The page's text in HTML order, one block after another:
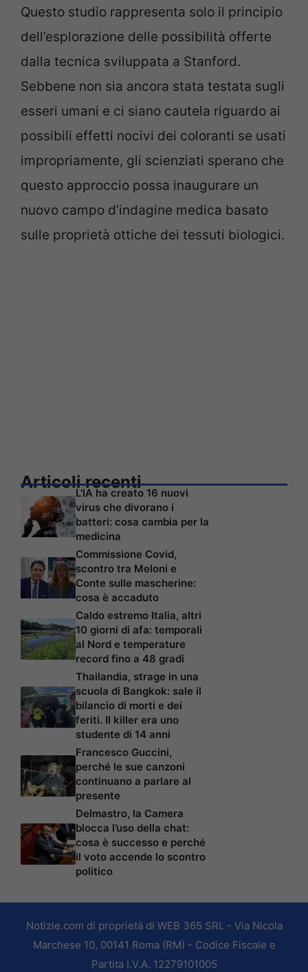
Questo studio rappresenta solo il principio
dell’esplorazione delle possibilità offerte
dalla tecnica sviluppata a Stanford.
Sebbene non sia ancora stata testata sugli
esseri umani e ci siano cautela riguardo ai
possibili effetti nocivi dei coloranti se usati
impropriamente, gli scienziati sperano che
questo approccio possa inaugurare un
nuovo campo d’indagine medica basato
sulle proprietà ottiche dei tessuti biologici.
Articoli recenti
L’IA ha creato 16 nuovi
virus che divorano i
batteri: cosa cambia per la
medicina
Commissione Covid,
scontro tra Meloni e
Conte sulle mascherine:
cosa è accaduto
Caldo estremo Italia, altri
10 giorni di afa: temporali
al Nord e temperature
record fino a 48 gradi
Thailandia, strage in una
scuola di Bangkok: sale il
bilancio di morti e dei
feriti. Il killer era uno
studente di 14 anni
Francesco Guccini,
perché le sue canzoni
continuano a parlare al
presente
Delmastro, la Camera
blocca l’uso della chat:
cosa è successo e perché
il voto accende lo scontro
politico
Notizie.com di proprietà di WEB 365 SRL - Via Nicola
Marchese 10, 00141 Roma (RM) - Codice Fiscale e
Partita I.V.A. 12279101005